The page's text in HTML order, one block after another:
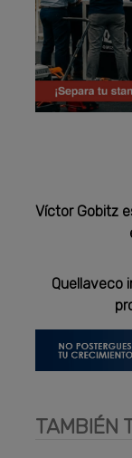
Víctor Gobitz
Quellaveco
TAMBIÉN